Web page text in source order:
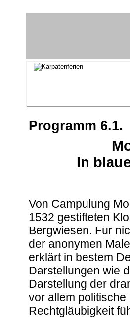
Programm 6.1.
In
Von Campulung
1532 gestifteten
Bergwiesen. Für
der anonymen
erklärt in bestem
Darstellungen wie
Darstellung der
vor allem
Rechtgläubigkeit